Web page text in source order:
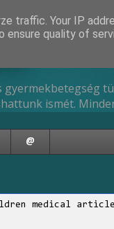
ismét.
@
medical
traffic. Your IP
quality of